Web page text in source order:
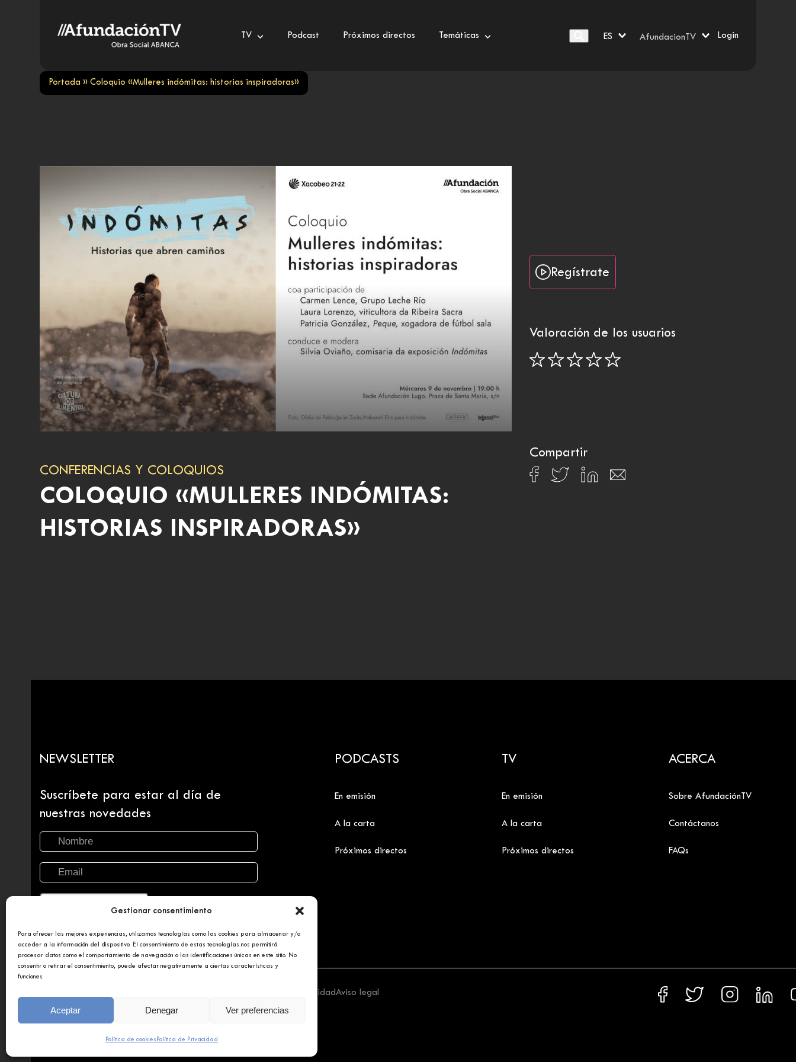
Gestionar consentimiento
Para ofrecer las mejores experiencias, utilizamos tecnologías como las cookies para almacenar y/o
acceder a la información del dispositivo. El consentimiento de estas tecnologías nos permitirá
procesar datos como el comportamiento de navegación o las identificaciones únicas en este sitio. No
consentir o retirar el consentimiento, puede afectar negativamente a ciertas características y
funciones.
Aceptar Denegar Ver preferencias
Política de cookies Política de Privacidad
TV Podcast Próximos directos Temáticas ES AfundacionTV Login
Portada »Coloquio «Mulleres indómitas: historias inspiradoras»
CONFERENCIAS Y COLOQUIOS
COLOQUIO «MULLERES INDÓMITAS:
HISTORIAS INSPIRADORAS»
Regístrate
Valoración de los usuarios
Compartir
NEWSLETTER
Suscríbete para estar al día de
nuestras novedades
PODCASTS
En emisión
A la carta
Próximos directos
TV
En emisión
A la carta
Próximos directos
ACERCA
Sobre AfundaciónTV
Contáctanos
FAQs
Política de privacidadAviso legal